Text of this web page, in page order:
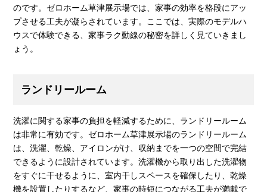
のです。ゼロホーム草津展示場では、家事の効率を格段にアッ
プさせる工夫が凝らされています。ここでは、実際のモデルハ
ウスで体験できる、家事ラク動線の秘密を詳しく見ていきまし
ょう。
ランドリールーム
洗濯に関する家事の負担を軽減するために、ランドリールーム
は非常に有効です。ゼロホーム草津展示場のランドリールーム
は、洗濯、乾燥、アイロンがけ、収納までを一つの空間で完結
できるように設計されています。洗濯機から取り出した洗濯物
をすぐに干せるように、室内干しスペースを確保したり、乾燥
機を設置したりするなど、家事の時短につながる工夫が満載で